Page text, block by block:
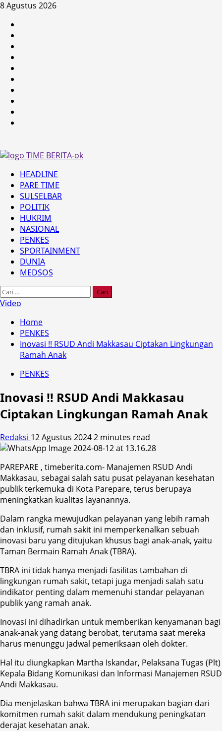
Skip
content
8 Agustus 2026
Primary
Menu
HEADLINE
PARE TIME
SULSELBAR
POLITIK
HUKRIM
NASIONAL
PENKES
SPORTAINMENT
DUNIA
MEDSOS
Cari
untuk:
Video
Home
PENKES
Inovasi !! RSUD Andi Makkasau Ciptakan Lingkungan
Ramah Anak
PENKES
Inovasi !! RSUD Andi Makkasau
Ciptakan Lingkungan Ramah Anak
Redaksi 12 Agustus 20242 minutes read
PAREPARE , timeberita.com- Manajemen RSUD Andi
Makkasau, sebagai salah satu pusat pelayanan kesehatan
publik terkemuka di Kota Parepare, terus berupaya
meningkatkan kualitas layanannya.
Dalam rangka mewujudkan pelayanan yang lebih ramah
dan inklusif, rumah sakit ini memperkenalkan sebuah
inovasi baru yang ditujukan khusus bagi anak-anak, yaitu
Taman Bermain Ramah Anak (TBRA).
TBRA ini tidak hanya menjadi fasilitas tambahan di
lingkungan rumah sakit, tetapi juga menjadi salah satu
indikator penting dalam memenuhi standar pelayanan
publik yang ramah anak.
Inovasi ini dihadirkan untuk memberikan kenyamanan bagi
anak-anak yang datang berobat, terutama saat mereka
harus menunggu jadwal pemeriksaan oleh dokter.
Hal itu diungkapkan Martha Iskandar, Pelaksana Tugas (Plt)
Kepala Bidang Komunikasi dan Informasi Manajemen RSUD
Andi Makkasau.
Dia menjelaskan bahwa TBRA ini merupakan bagian dari
komitmen rumah sakit dalam mendukung peningkatan
derajat kesehatan anak.